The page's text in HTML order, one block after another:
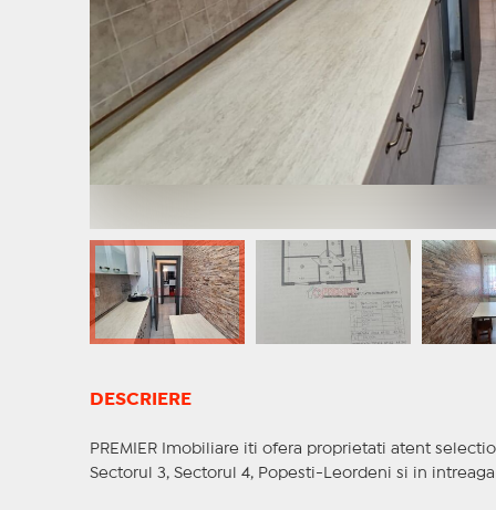
DESCRIERE
PREMIER Imobiliare iti ofera proprietati atent
Sectorul 3, Sectorul 4, Popesti-Leordeni si in intreaga